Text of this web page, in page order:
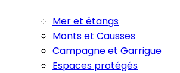
Mer et étangs
Monts et Causses
Campagne et Garrigue
Espaces protégés